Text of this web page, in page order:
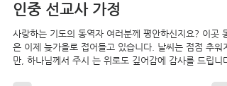
Nov 12, 2020
2 min read
2020년 11월 감사와 기도편지: 윤